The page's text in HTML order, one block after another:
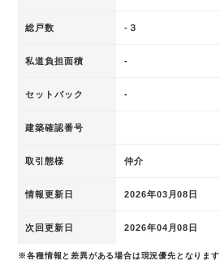
総戸数 -３
私道負担面積 -
セットバック -
建築確認番号
取引態様 仲介
情報更新日 2026年03月08日
次回更新日 2026年04月08日
※各種情報と差異がある場合は現況優先となります